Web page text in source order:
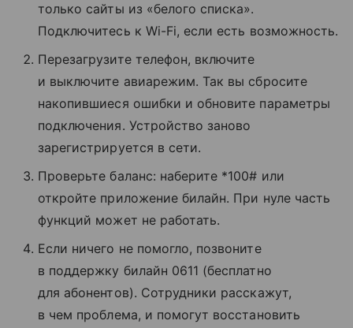
только сайты из «белого списка».
Подключитесь к Wi-Fi, если есть возможность.
Перезагрузите телефон, включите
и выключите авиарежим. Так вы сбросите
накопившиеся ошибки и обновите параметры
подключения. Устройство заново
зарегистрируется в сети.
Проверьте баланс: наберите *100# или
откройте приложение билайн. При нуле часть
функций может не работать.
Если ничего не помогло, позвоните
в поддержку билайн 0611 (бесплатно
для абонентов). Сотрудники расскажут,
в чем проблема, и помогут восстановить